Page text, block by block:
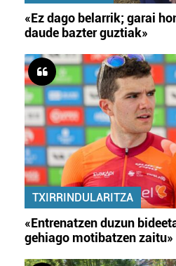
«Ez dago belarrik; garai
daude bazter guztiak»
TXIRRINDULARITZA
«Entrenatzen duzun
gehiago motibatzen zaitu»